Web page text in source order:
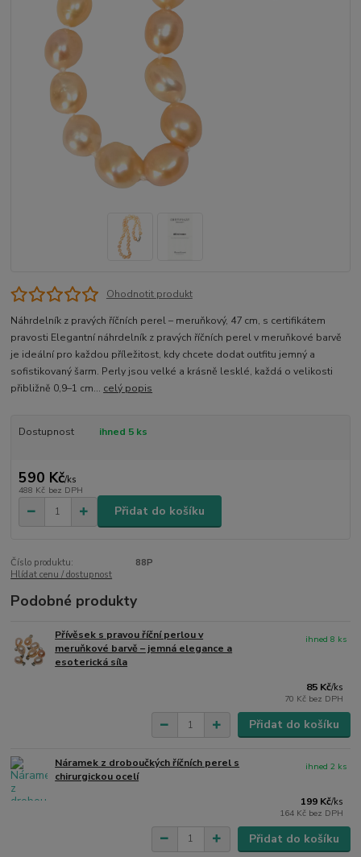
Ohodnotit produkt
Náhrdelník z pravých říčních perel – meruňkový, 47 cm, s certifikátem
pravosti Elegantní náhrdelník z pravých říčních perel v meruňkové barvě
je ideální pro každou příležitost, kdy chcete dodat outfitu jemný a
sofistikovaný šarm. Perly jsou velké a krásně lesklé, každá o velikosti
přibližně 0,9–1 cm... celý popis
Dostupnost ihned 5 ks
590 Kč/ks
488 Kč bez DPH
Přidat do košíku
Číslo produktu:
88P
Hlídat cenu / dostupnost
Podobné produkty
Přívěsek s pravou říční perlou v
meruňkové barvě – jemná elegance a
esoterická síla
85 Kč/ks
70 Kč bez DPH
ihned 8 ks
Přidat do košíku
Náramek z droboučkých říčních perel s
chirurgickou ocelí
199 Kč/ks
164 Kč bez DPH
ihned 2 ks
Přidat do košíku